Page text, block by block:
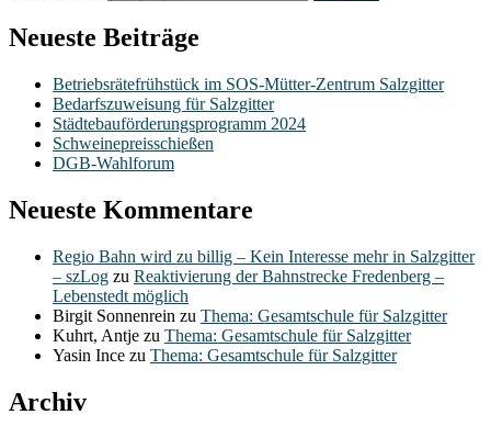
Neueste Beiträge
Betriebsrätefrühstück im SOS-Mütter-Zentrum Salzgitter
Bedarfszuweisung für Salzgitter
Städtebauförderungsprogramm 2024
Schweinepreisschießen
DGB-Wahlforum
Neueste Kommentare
Regio Bahn wird zu billig – Kein Interesse mehr in Salzgitter
– szLog zu Reaktivierung der Bahnstrecke Fredenberg –
Lebenstedt möglich
Birgit Sonnenrein zu Thema: Gesamtschule für Salzgitter
Kuhrt, Antje zu Thema: Gesamtschule für Salzgitter
Yasin Ince zu Thema: Gesamtschule für Salzgitter
Archiv